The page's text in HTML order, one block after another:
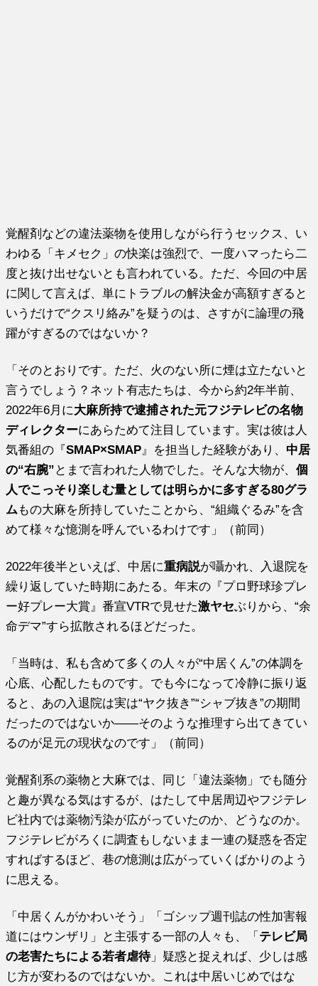
覚醒剤などの違法薬物を使用しながら行うセックス、い
わゆる「キメセク」の快楽は強烈で、一度ハマったら二
度と抜け出せないとも言われている。ただ、今回の中居
に関して言えば、単にトラブルの解決金が高額すぎると
いうだけで“クスリ絡み”を疑うのは、さすがに論理の飛
躍がすぎるのではないか？
「そのとおりです。ただ、火のない所に煙は立たないと
言うでしょう？ネット有志たちは、今から約2年半前、
2022年6月に大麻所持で逮捕された元フジテレビの名物
ディレクターにあらためて注目しています。実は彼は人
気番組の『SMAP×SMAP 』を担当した経験があり、 中居
の“右腕” とまで言われた人物でした。そんな大物が、個
人でこっそり楽しむ量としては明らかに多すぎる80グラ
ム もの大麻を所持していたことから、“組織ぐるみ”を含
めて様々な憶測を呼んでいるわけです」（前同）
2022年後半といえば、中居に重病説が囁かれ、入退院を
繰り返していた時期にあたる。年末の『プロ野球珍プレ
ー好プレー大賞』番宣VTRで見せた激ヤセぶりから、“余
命デマ”すら拡散されるほどだった。
「当時は、私も含めて多くの人々が“中居くん”の体調を
心底、心配したものです。でも今になって冷静に振り返
ると、あの入退院は実は“ヤク抜き”“シャブ抜き”の期間
だったのではないか――そのような推理すら出てきてい
るのが足元の現状なのです」（前同）
覚醒剤系の薬物と大麻では、同じ「違法薬物」でも随分
と趣が異なる気はするが、はたして中居周辺やフジテレ
ビ社内では薬物汚染が広がっていたのか、どうなのか。
フジテレビがろくに調査もしないまま一連の疑惑を否定
すればするほど、巷の憶測は広がっていくばかりのよう
に思える。
「中居くんがかわいそう」「ゴシップ週刊誌の性加害報
道にはウンザリ」と主張する一部の人々も、「 テレビ局
の老害たちによる若者虐待」疑惑と捉えれば、少しは感
じ方が変わるのではないか。これは中居いじめではな